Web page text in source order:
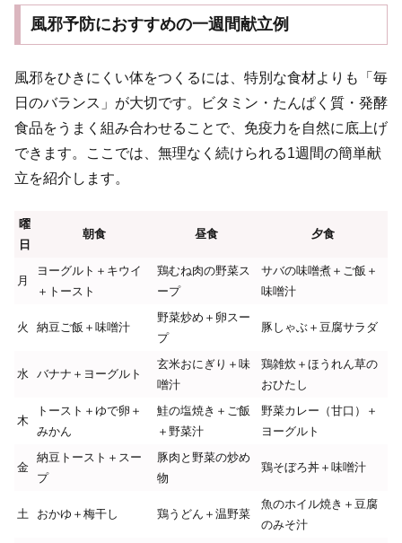
風邪予防におすすめの一週間献立例
風邪をひきにくい体をつくるには、特別な食材よりも「毎
日のバランス」が大切です。ビタミン・たんぱく質・発酵
食品をうまく組み合わせることで、免疫力を自然に底上げ
できます。ここでは、無理なく続けられる1週間の簡単献
立を紹介します。
曜
日
朝食 昼食 夕食
月
ヨーグルト＋キウイ
＋トースト
鶏むね肉の野菜ス
ープ
サバの味噌煮＋ご飯＋
味噌汁
火 納豆ご飯＋味噌汁
野菜炒め＋卵スー
プ
豚しゃぶ＋豆腐サラダ
水 バナナ＋ヨーグルト
玄米おにぎり＋味
噌汁
鶏雑炊＋ほうれん草の
おひたし
木
トースト＋ゆで卵＋
みかん
鮭の塩焼き＋ご飯
＋野菜汁
野菜カレー（甘口）＋
ヨーグルト
金
納豆トースト＋スー
プ
豚肉と野菜の炒め
物
鶏そぼろ丼＋味噌汁
土 おかゆ＋梅干し 鶏うどん＋温野菜
魚のホイル焼き＋豆腐
のみそ汁